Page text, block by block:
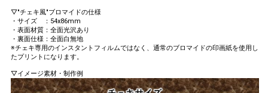
▽"チェキ風"ブロマイドの仕様
・サイズ ：54x86mm
・表面材質：全面光沢あり
・裏面仕様：全面白無地
※チェキ専用のインスタントフィルムではなく、通常のブロマイドの印画紙を使用し
たプリントになります。
▽イメージ素材・制作例